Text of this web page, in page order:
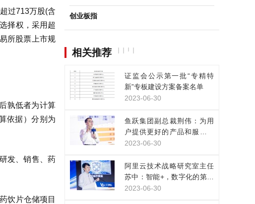
过713万股(含
择权，采用超
所股票上市规
孰低者为计算
依据）分别为
发、销售、药
饮片仓储项目
创业板指
相关推荐
证监会公示第一批“专精特
新”专板建设方案备案名单
2023-06-30
鱼跃集团副总裁荆伟：为用
户提供更好的产品和服务，
是数实融合的目的
2023-06-30
阿里云技术战略研究室主任
苏中：智能+，数字化的第三
次浪潮已经来临
2023-06-30